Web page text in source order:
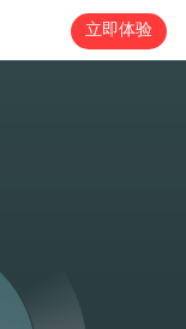
立即体验